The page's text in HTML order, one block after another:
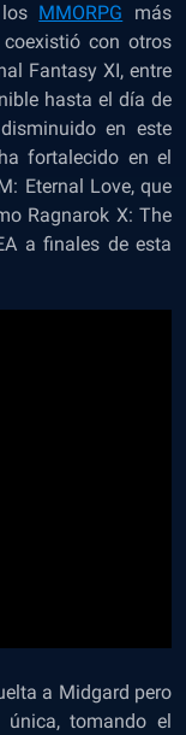
MMORPG más
con otros
Fantasy XI, entre
hasta el día de
en este
fortalecido en el
Eternal Love, que
Ragnarok X: The
a finales de esta
a Midgard pero
tomando el